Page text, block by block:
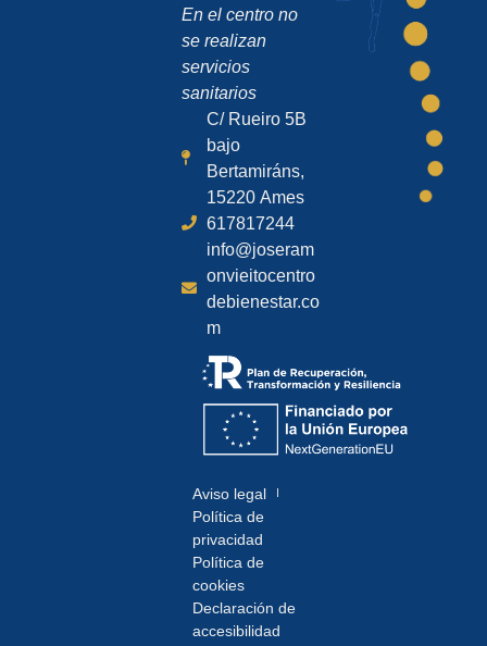
En el centro no
se realizan
servicios
sanitarios
C/ Rueiro 5B
bajo
Bertamiráns,
15220 Ames
617817244
info@joseram
onvieitocentro
debienestar.co
m
Aviso legal
Política de
privacidad
Política de
cookies
Declaración de
accesibilidad